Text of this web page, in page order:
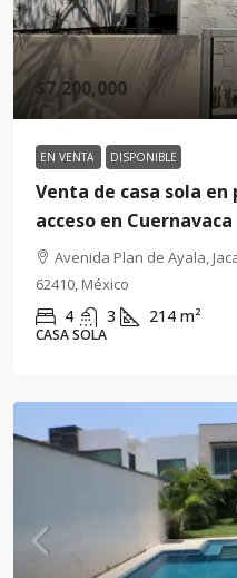
$7,200,000
EN VENTA DISPONIBLE
Venta de casa sola
acceso en Cuernavaca
Avenida Plan de Ayala,
62410, México
4 3 214 m²
CASA SOLA